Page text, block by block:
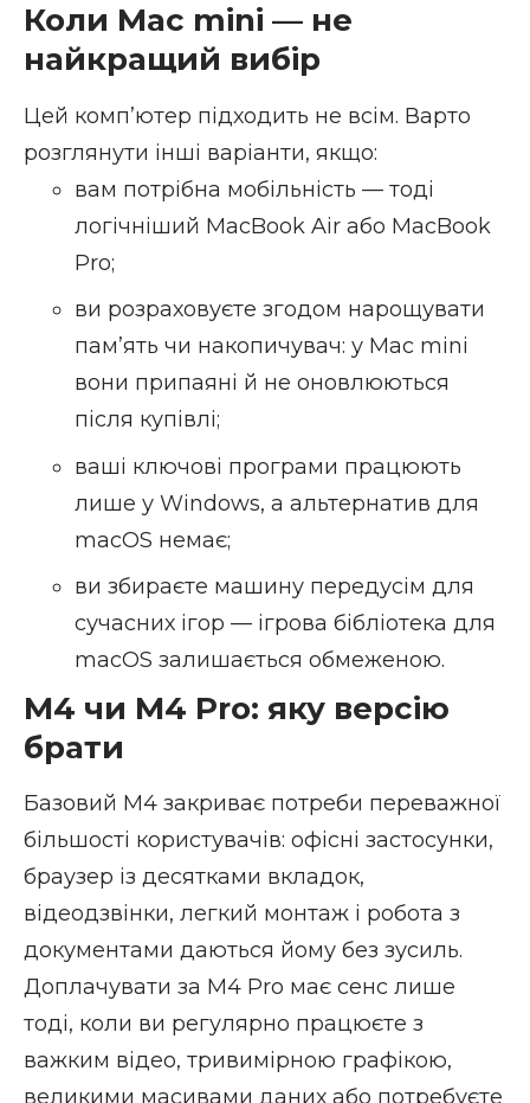
Коли Mac mini — не
найкращий вибір
Цей компʼютер підходить не всім. Варто
розглянути інші варіанти, якщо:
вам потрібна мобільність — тоді
логічніший MacBook Air або MacBook
Pro;
ви розраховуєте згодом нарощувати
памʼять чи накопичувач: у Mac mini
вони припаяні й не оновлюються
після купівлі;
ваші ключові програми працюють
лише у Windows, а альтернатив для
macOS немає;
ви збираєте машину передусім для
сучасних ігор — ігрова бібліотека для
macOS залишається обмеженою.
M4 чи M4 Pro: яку версію
брати
Базовий M4 закриває потреби переважної
більшості користувачів: офісні застосунки,
браузер із десятками вкладок,
відеодзвінки, легкий монтаж і робота з
документами даються йому без зусиль.
Доплачувати за M4 Pro має сенс лише
тоді, коли ви регулярно працюєте з
важким відео, тривимірною графікою,
великими масивами даних або потребуєте